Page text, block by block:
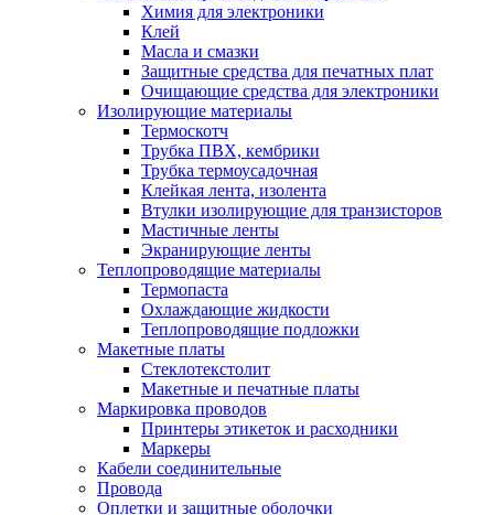
Химия для электроники
Клей
Масла и смазки
Защитные средства для печатных плат
Очищающие средства для электроники
Изолирующие материалы
Термоскотч
Трубка ПВХ, кембрики
Трубка термоусадочная
Клейкая лента, изолента
Втулки изолирующие для транзисторов
Мастичные ленты
Экранирующие ленты
Теплопроводящие материалы
Термопаста
Охлаждающие жидкости
Теплопроводящие подложки
Макетные платы
Стеклотекстолит
Макетные и печатные платы
Маркировка проводов
Принтеры этикеток и расходники
Маркеры
Кабели соединительные
Провода
Оплетки и защитные оболочки